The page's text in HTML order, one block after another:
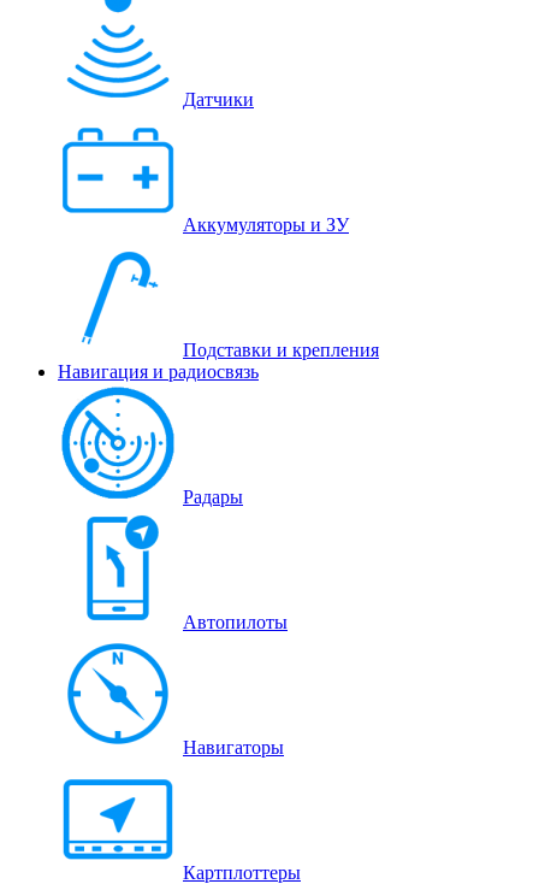
Датчики
Аккумуляторы и ЗУ
Подставки и крепления
Навигация и радиосвязь
Радары
Автопилоты
Навигаторы
Картплоттеры